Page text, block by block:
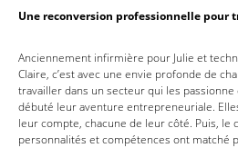
Une reconversion professionnelle pour
Anciennement infirmière pour Julie et
Claire, c’est avec une envie profonde de
travailler dans un secteur qui les
débuté leur aventure entrepreneuriale.
leur compte, chacune de leur côté. Puis, le
personnalités et compétences ont matché